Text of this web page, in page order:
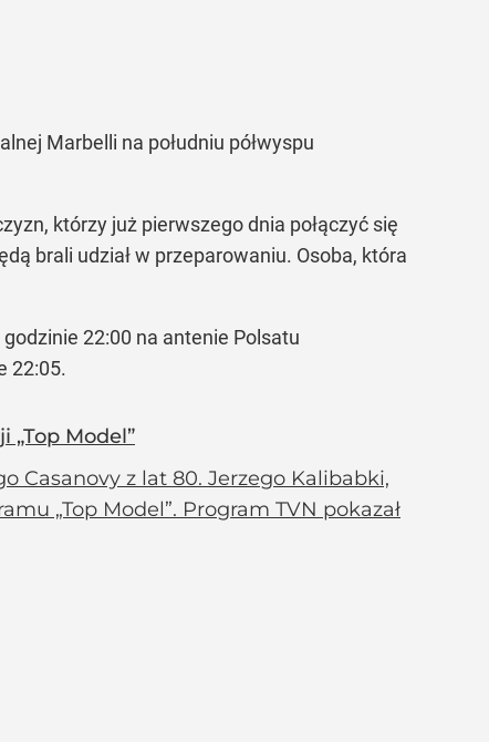
Marbelli na południu półwyspu
którzy już pierwszego dnia połączyć się
brali udział w przeparowaniu. Osoba, która
22:00 na antenie Polsatu
22:05.
„Top Model”
Casanovy z lat 80. Jerzego Kalibabki,
„Top Model”. Program TVN pokazał